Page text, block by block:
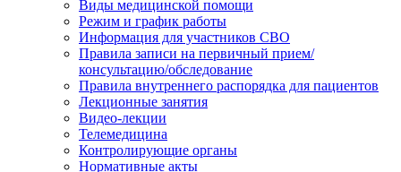
Виды медицинской помощи
Режим и график работы
Информация для участников СВО
Правила записи на первичный прием/
консультацию/обследование
Правила внутреннего распорядка для пациентов
Лекционные занятия
Видео-лекции
Телемедицина
Контролирующие органы
Нормативные акты